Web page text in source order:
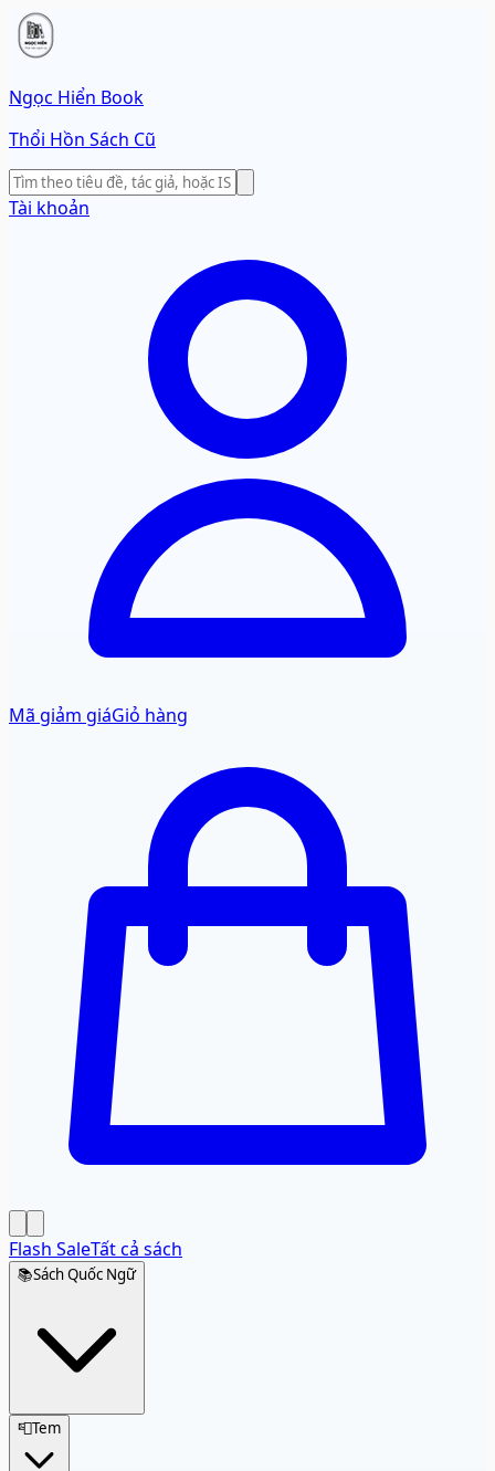
Ngọc Hiển Book
Thổi Hồn Sách Cũ
Tài khoản
Mã giảm giáGiỏ hàng
Flash SaleTất cả sách
📚Sách Quốc Ngữ
📮Tem